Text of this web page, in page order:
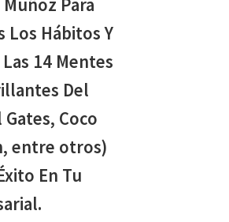
Para
Los Hábitos Y
14 Mentes
Del
Coco
entre otros)
En Tu